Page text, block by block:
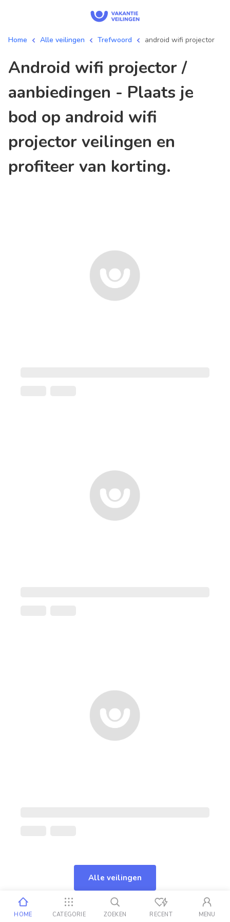
Home Alle veilingen Trefwoord android wifi projector
android wifi projector /
aanbiedingen - Plaats je
bod op android wifi
projector veilingen en
profiteer van korting.
Alle veilingen
HOME CATEGORIE ZOEKEN RECENT MENU